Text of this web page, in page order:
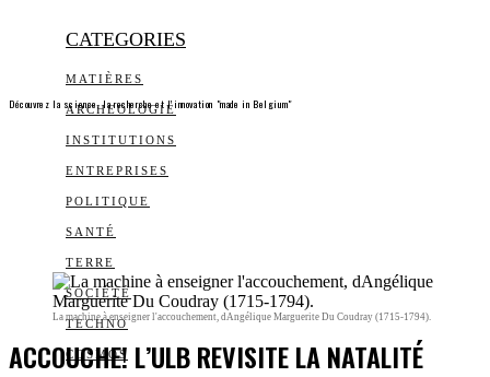
CATEGORIES
MATIÈRES
ARCHEOLOGIE
INSTITUTIONS
ENTREPRISES
POLITIQUE
SANTÉ
TERRE
SOCIÉTÉ
TECHNO
COSMOS
Découvrez la science, la recherche et l’innovation "made in Belgium"
La machine à enseigner l'accouchement, dAngélique Marguerite Du Coudray (1715-1794).
ACCOUCHE! L’ULB REVISITE LA NATALITÉ